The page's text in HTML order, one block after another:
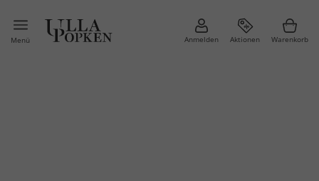
Menü Anmelden Aktionen Warenkorb